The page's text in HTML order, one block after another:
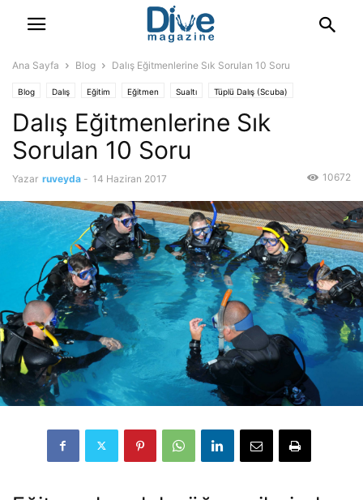
Ana Sayfa Blog Dalış Eğitmenlerine Sık Sorulan 10 Soru
Blog Dalış Eğitim Eğitmen Sualtı Tüplü Dalış (Scuba)
Dalış Eğitmenlerine Sık
Sorulan 10 Soru
Yazar ruveyda - 14 Haziran 2017 10672